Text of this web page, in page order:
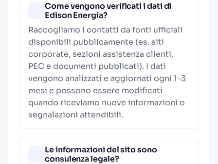
Come vengono verificati i dati di
Edison Energia?
Raccogliamo i contatti da fonti ufficiali
disponibili pubblicamente (es. siti
corporate, sezioni assistenza clienti,
PEC e documenti pubblicati). I dati
vengono analizzati e aggiornati ogni 1-3
mesi e possono essere modificati
quando riceviamo nuove informazioni o
segnalazioni attendibili.
Le informazioni del sito sono
consulenza legale?